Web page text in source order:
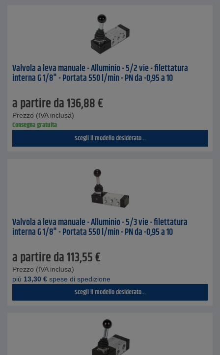
Valvola a leva manuale - Alluminio - 5/2 vie - filettatura
interna G 1/8" - Portata 550 l/min - PN da -0,95 a 10
a partire da136,88€
Prezzo (IVA inclusa)
Consegna gratuita
Scegli il modello desiderato...
Valvola a leva manuale - Alluminio - 5/3 vie - filettatura
interna G 1/8" - Portata 550 l/min - PN da -0,95 a 10
a partire da113,55€
Prezzo (IVA inclusa)
piú 13,30 € spese di spedizione
Scegli il modello desiderato...